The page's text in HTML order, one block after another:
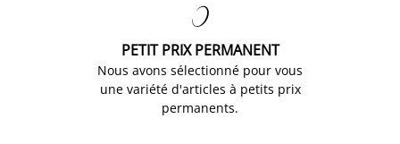

PETIT PRIX PERMANENT
Nous avons sélectionné pour vous
une variété d'articles à petits prix
permanents.